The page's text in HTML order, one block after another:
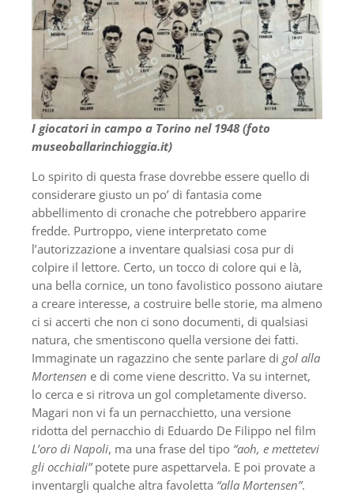
I giocatori in campo a Torino nel 1948 (foto
museoballarinchioggia.it)
Lo spirito di questa frase dovrebbe essere quello di
considerare giusto un po’ di fantasia come
abbellimento di cronache che potrebbero apparire
fredde. Purtroppo, viene interpretato come
l’autorizzazione a inventare qualsiasi cosa pur di
colpire il lettore. Certo, un tocco di colore qui e là,
una bella cornice, un tono favolistico possono aiutare
a creare interesse, a costruire belle storie, ma almeno
ci si accerti che non ci sono documenti, di qualsiasi
natura, che smentiscono quella versione dei fatti.
Immaginate un ragazzino che sente parlare di gol alla
Mortensen e di come viene descritto. Va su internet,
lo cerca e si ritrova un gol completamente diverso.
Magari non vi fa un pernacchietto, una versione
ridotta del pernacchio di Eduardo De Filippo nel film
L’oro di Napoli, ma una frase del tipo “aoh, e mettetevi
gli occhiali”potete pure aspettarvela. E poi provate a
inventargli qualche altra favoletta “alla Mortensen”.